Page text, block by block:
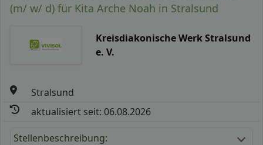
(m/ w/ d) für Kita Arche Noah in Stralsund
Kreisdiakonische Werk Stralsund
e. V.
Stralsund
aktualisiert seit: 06.08.2026
Stellenbeschreibung: